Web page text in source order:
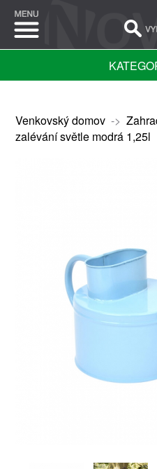
Venkovský domov->
zalévání světle modrá 1,25l